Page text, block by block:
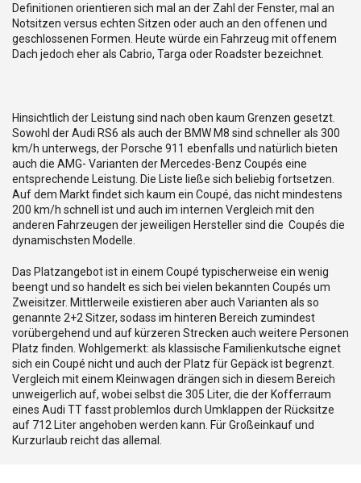
Definitionen orientieren sich mal an der Zahl der Fenster, mal an
Notsitzen versus echten Sitzen oder auch an den offenen und
geschlossenen Formen. Heute würde ein Fahrzeug mit offenem
Dach jedoch eher als Cabrio, Targa oder Roadster bezeichnet.
Hinsichtlich der Leistung sind nach oben kaum Grenzen gesetzt.
Sowohl der Audi RS6 als auch der BMW M8 sind schneller als 300
km/h unterwegs, der Porsche 911 ebenfalls und natürlich bieten
auch die AMG- Varianten der Mercedes-Benz Coupés eine
entsprechende Leistung. Die Liste ließe sich beliebig fortsetzen.
Auf dem Markt findet sich kaum ein Coupé, das nicht mindestens
200 km/h schnell ist und auch im internen Vergleich mit den
anderen Fahrzeugen der jeweiligen Hersteller sind die Coupés die
dynamischsten Modelle.
Das Platzangebot ist in einem Coupé typischerweise ein wenig
beengt und so handelt es sich bei vielen bekannten Coupés um
Zweisitzer. Mittlerweile existieren aber auch Varianten als so
genannte 2+2 Sitzer, sodass im hinteren Bereich zumindest
vorübergehend und auf kürzeren Strecken auch weitere Personen
Platz finden. Wohlgemerkt: als klassische Familienkutsche eignet
sich ein Coupé nicht und auch der Platz für Gepäck ist begrenzt.
Vergleich mit einem Kleinwagen drängen sich in diesem Bereich
unweigerlich auf, wobei selbst die 305 Liter, die der Kofferraum
eines Audi TT fasst problemlos durch Umklappen der Rücksitze
auf 712 Liter angehoben werden kann. Für Großeinkauf und
Kurzurlaub reicht das allemal.